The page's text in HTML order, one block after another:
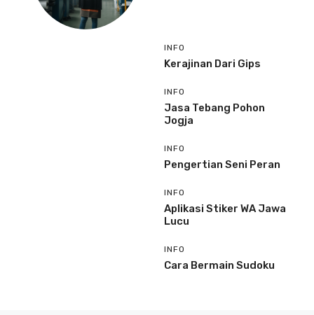
INFO
Kerajinan Dari Gips
INFO
Jasa Tebang Pohon
Jogja
INFO
Pengertian Seni Peran
INFO
Aplikasi Stiker WA Jawa
Lucu
INFO
Cara Bermain Sudoku